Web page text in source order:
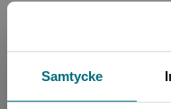
Samtycke
språkutveckling
barnet.